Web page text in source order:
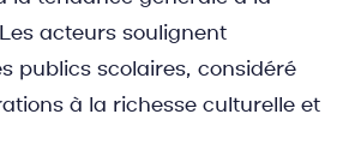
acteurs soulignent
publics scolaires, considéré
à la richesse culturelle et